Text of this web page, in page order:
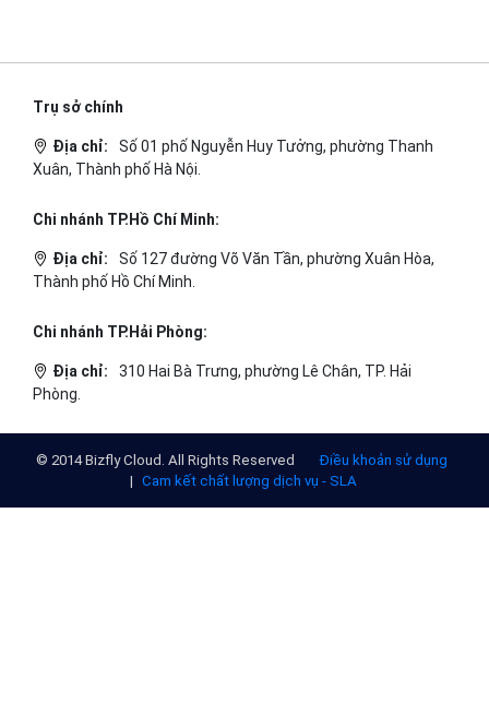
© 2014 Bizfly Cloud. All Rights Reserved
Điều khoản sử dụng
| Cam kết chất lượng dịch vụ - SLA